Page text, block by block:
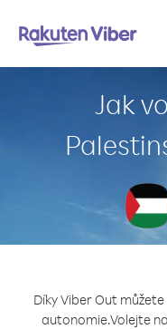
Jak
Díky Viber Out
autonomie.Volejte